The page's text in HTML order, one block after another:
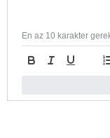
En az 10 karakter